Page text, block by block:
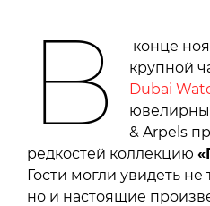
В
конце
крупной
Dubai
& Arpels
редкостей коллекцию
Гости могли увидеть не
но и настоящие